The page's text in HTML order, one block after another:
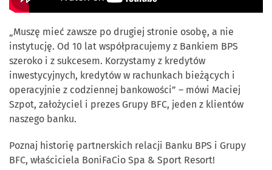
„Muszę mieć zawsze po drugiej stronie osobę, a nie
instytucję. Od 10 lat współpracujemy z Bankiem BPS
szeroko i z sukcesem. Korzystamy z kredytów
inwestycyjnych, kredytów w rachunkach bieżących i
operacyjnie z codziennej bankowości” – mówi Maciej
Szpot, założyciel i prezes Grupy BFC, jeden z klientów
naszego banku.
Poznaj historię partnerskich relacji Banku BPS i Grupy
BFC, właściciela BoniFaCio Spa & Sport Resort!